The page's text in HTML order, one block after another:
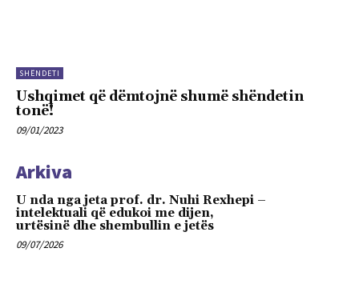
SHËNDETI
Ushqimet që dëmtojnë shumë shëndetin
tonë!
09/01/2023
Arkiva
U nda nga jeta prof. dr. Nuhi Rexhepi –
intelektuali që edukoi me dijen,
urtësinë dhe shembullin e jetës
09/07/2026